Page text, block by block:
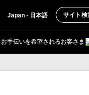
Japan - 日本語 サイト検
お手伝いを希望されるお客さま